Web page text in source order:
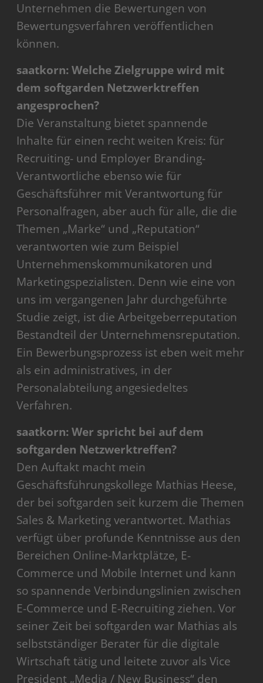
Unternehmen die Bewertungen von
Bewertungsverfahren veröffentlichen
können.
saatkorn: Welche Zielgruppe wird mit
dem softgarden Netzwerktreffen
angesprochen?
Die Veranstaltung bietet spannende
Inhalte für einen recht weiten Kreis: für
Recruiting- und Employer Branding-
Verantwortliche ebenso wie für
Geschäftsführer mit Verantwortung für
Personalfragen, aber auch für alle, die die
Themen „Marke“ und „Reputation“
verantworten wie zum Beispiel
Unternehmenskommunikatoren und
Marketingspezialisten. Denn wie eine von
uns im vergangenen Jahr durchgeführte
Studie zeigt, ist die Arbeitgeberreputation
Bestandteil der Unternehmensreputation.
Ein Bewerbungsprozess ist eben weit mehr
als ein administratives, in der
Personalabteilung angesiedeltes
Verfahren.
saatkorn: Wer spricht bei auf dem
softgarden Netzwerktreffen?
Den Auftakt macht mein
Geschäftsführungskollege Mathias Heese,
der bei softgarden seit kurzem die Themen
Sales & Marketing verantwortet. Mathias
verfügt über profunde Kenntnisse aus den
Bereichen Online-Marktplätze, E-
Commerce und Mobile Internet und kann
so spannende Verbindungslinien zwischen
E-Commerce und E-Recruiting ziehen. Vor
seiner Zeit bei softgarden war Mathias als
selbstständiger Berater für die digitale
Wirtschaft tätig und leitete zuvor als Vice
President „Media / New Business“ den